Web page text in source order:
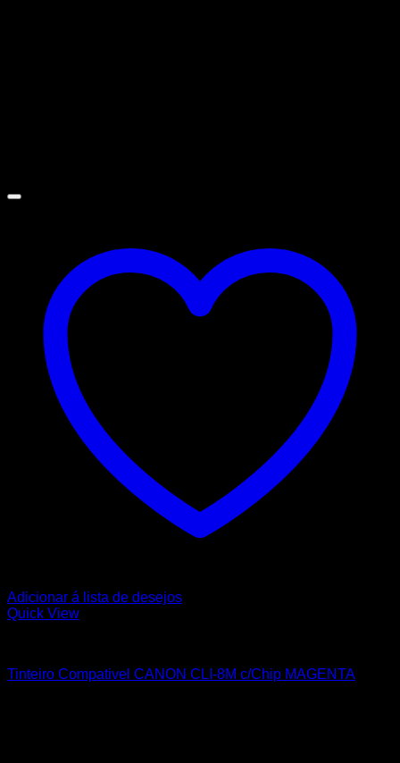
Adicionar á lista de desejos
Quick View
Tinteiro Compativel CANON CLI-8M c/Chip MAGENTA